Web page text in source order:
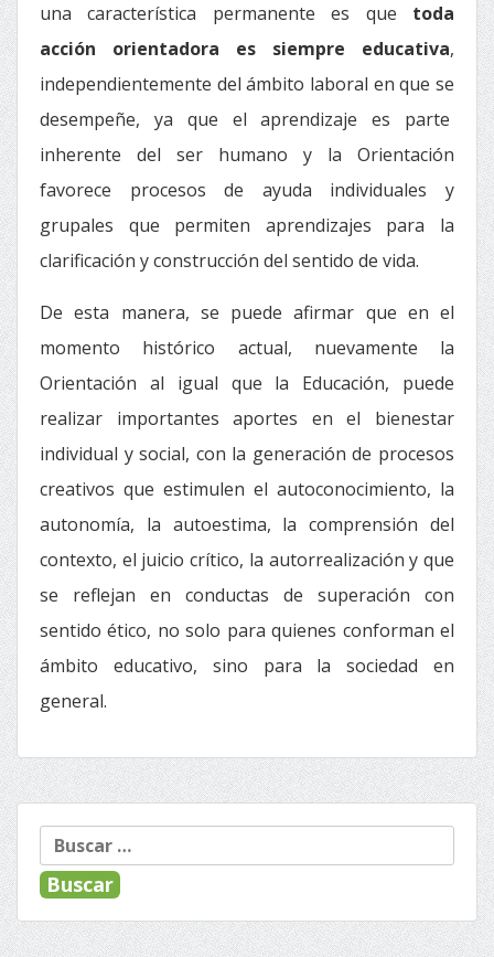
una característica permanente es que toda
acción orientadora es siempre educativa,
independientemente del ámbito laboral en que se
desempeñe, ya que el aprendizaje es parte
inherente del ser humano y la Orientación
favorece procesos de ayuda individuales y
grupales que permiten aprendizajes para la
clarificación y construcción del sentido de vida.
De esta manera, se puede afirmar que en el
momento histórico actual, nuevamente la
Orientación al igual que la Educación, puede
realizar importantes aportes en el bienestar
individual y social, con la generación de procesos
creativos que estimulen el autoconocimiento, la
autonomía, la autoestima, la comprensión del
contexto, el juicio crítico, la autorrealización y que
se reflejan en conductas de superación con
sentido ético, no solo para quienes conforman el
ámbito educativo, sino para la sociedad en
general.
Buscar: